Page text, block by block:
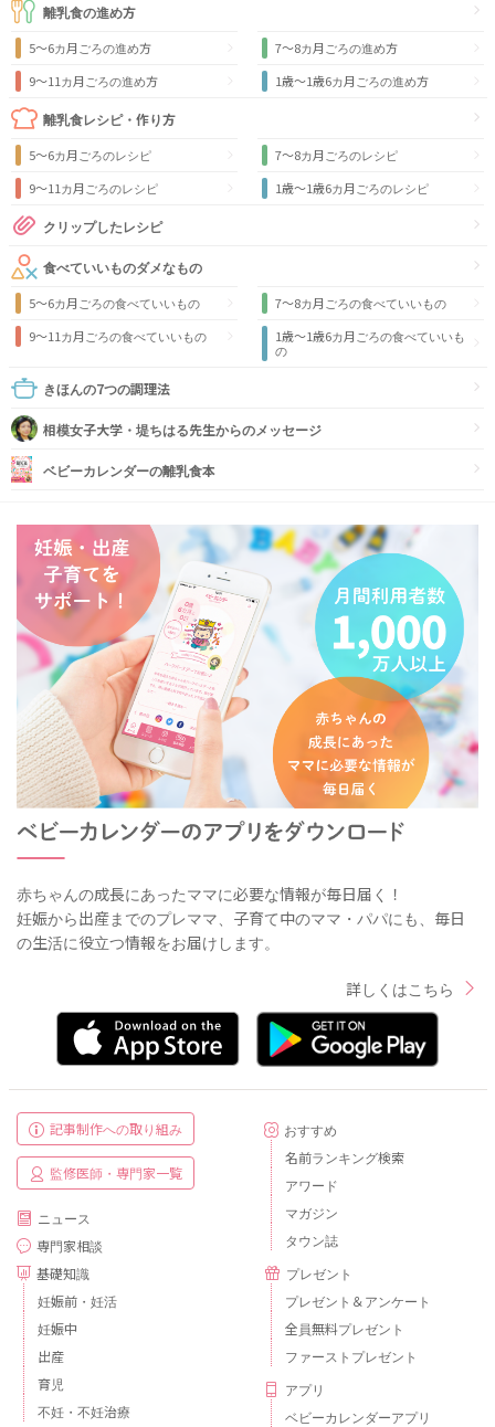
離乳食の進め方
5～6カ月ごろの進め方
7～8カ月ごろの進め方
9〜11カ月ごろの進め方
1歳〜1歳6カ月ごろの進め方
離乳食レシピ・作り方
5～6カ月ごろのレシピ
7～8カ月ごろのレシピ
9〜11カ月ごろのレシピ
1歳〜1歳6カ月ごろのレシピ
クリップしたレシピ
食べていいものダメなもの
5～6カ月ごろの食べていいもの
7～8カ月ごろの食べていいもの
9〜11カ月ごろの食べていいもの
1歳〜1歳6カ月ごろの食べていいも
の
きほんの7つの調理法
相模女子大学・堤ちはる先生からのメッセージ
ベビーカレンダーの離乳食本
赤ちゃんの成長にあったママに必要な情報が毎日届く！
妊娠から出産までのプレママ、子育て中のママ・パパにも、毎日
の生活に役立つ情報をお届けします。
詳しくはこちら
記事制作への取り組み
監修医師・専門家一覧
ニュース
専門家相談
基礎知識
妊娠前・妊活
妊娠中
出産
育児
不妊・不妊治療
おすすめ
名前ランキング検索
アワード
マガジン
タウン誌
プレゼント
プレゼント＆アンケート
全員無料プレゼント
ファーストプレゼント
アプリ
ベビーカレンダーアプリ